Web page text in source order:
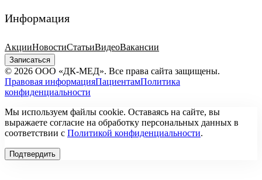
Информация
АкцииНовостиСтатьиВидеоВакансии
Записаться
© 2026 ООО «ДК-МЕД». Все права сайта защищены.
Правовая информацияПациентамПолитика
конфиденциальности
Мы используем файлы cookie. Оставаясь на сайте, вы
выражаете согласие на обработку персональных данных в
соответствии с Политикой конфиденциальности.
Подтвердить